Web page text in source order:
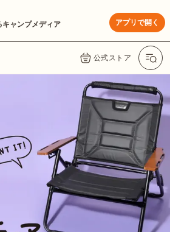
ャンプメディア アプリで開く
公式ストア